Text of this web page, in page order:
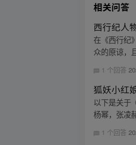
相关问答
西行纪人
在《西行纪
众的原谅，
1 个回答
狐妖小红
以下是关于
杨幂，张凌
1 个回答